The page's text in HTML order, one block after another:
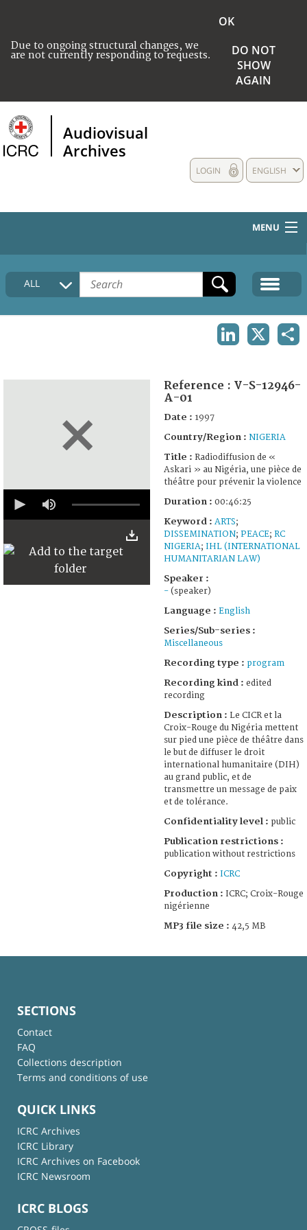
Due to ongoing structural changes, we
are not currently responding to requests.
OK
DO NOT
SHOW
AGAIN
Audiovisual
Archives
ENGLISH
LOGIN
MENU
HOME
COLLECTIONS DESCRIPTION
ALL
seconds
25
Reference : V-S-12946-
A-01
Date : 1997
Country/Region : NIGERIA
Title : Radiodiffusion de «
Askari » au Nigéria, une pièce de
théâtre pour prévenir la violence
Duration : 00:46:25
Keyword : ARTS;
DISSEMINATION; PEACE; RC
NIGERIA; IHL (INTERNATIONAL
HUMANITARIAN LAW)
Speaker :
- (speaker)
Language : English
Series/Sub-series :
Miscellaneous
Recording type : program
Recording kind : edited
recording
Description : Le CICR et la
Croix-Rouge du Nigéria mettent
sur pied une pièce de théâtre dans
le but de diffuser le droit
international humanitaire (DIH)
au grand public, et de
transmettre un message de paix
et de tolérance.
Confidentiality level : public
Publication restrictions :
publication without restrictions
Copyright : ICRC
Production : ICRC; Croix-Rouge
nigérienne
MP3 file size : 42,5 MB
SECTIONS
Contact
FAQ
Collections description
Terms and conditions of use
QUICK LINKS
ICRC Archives
ICRC Library
ICRC Archives on Facebook
ICRC Newsroom
ICRC BLOGS